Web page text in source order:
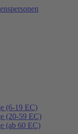
(6-19 EC)
(20-59 EC)
(ab 60 EC)